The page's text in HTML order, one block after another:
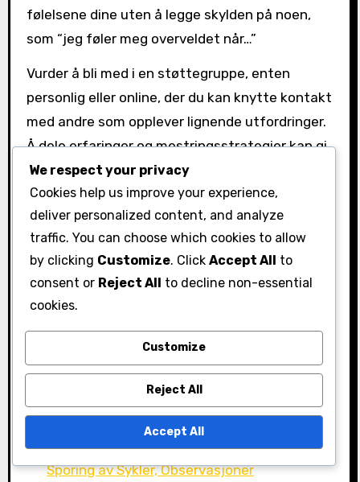
følelsene dine uten å legge skylden på noen,
som “jeg føler meg overveldet når…”
Vurder å bli med i en støttegruppe, enten
personlig eller online, der du kan knytte kontakt
med andre som opplever lignende utfordringer.
Å dele erfaringer og mestringsstrategier kan gi
trøst og praktiske råd.
Planlegg regelmessige sjekker med
Praktiser aktiv lytting når andre deler sine
følelser.
Vær tålmodig og forståelsesfull, både med
Relaterte artikler
PMS Humør: Følelsesmessig velvære,
Syklusfaser, Ritualer
PMS Humør: Følelsesmessige Trender,
Sporing av Sykler, Observasjoner
We respect your privacy
Cookies help us improve your experience,
deliver personalized content, and analyze
traffic. You can choose which cookies to allow
by clicking Customize. Click Accept All to
consent or Reject All to decline non-essential
cookies.
Customize
Reject All
Accept All